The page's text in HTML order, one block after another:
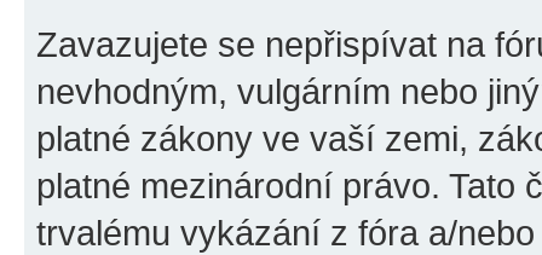
Zavazujete se nepřispívat na
nevhodným, vulgárním nebo
platné zákony ve vaší zemi,
platné mezinárodní právo. Tato
trvalému vykázání z fóra a/